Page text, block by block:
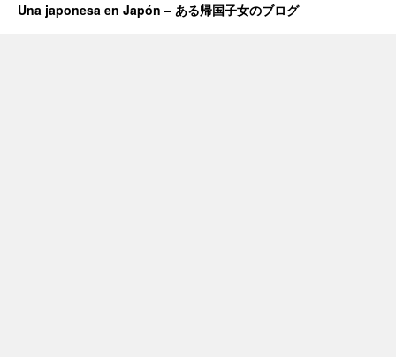
Una japonesa en Japón – ある帰国子女のブログ